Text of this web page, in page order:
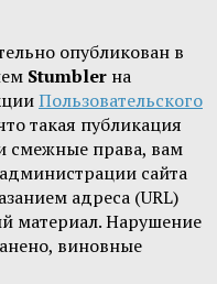
опубликован в
Stumbler на
Пользовательского
такая публикация
смежные права, вам
сайта
адреса (URL)
материал. Нарушение
виновные